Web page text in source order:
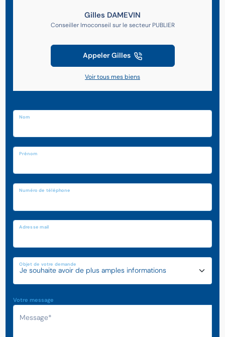
Gilles DAMEVIN
Conseiller Imoconseil sur le secteur PUBLIER
Appeler Gilles
Voir tous mes biens
Nom
Prénom
Numéro de téléphone
Adresse mail
Objet de votre demande
Votre message